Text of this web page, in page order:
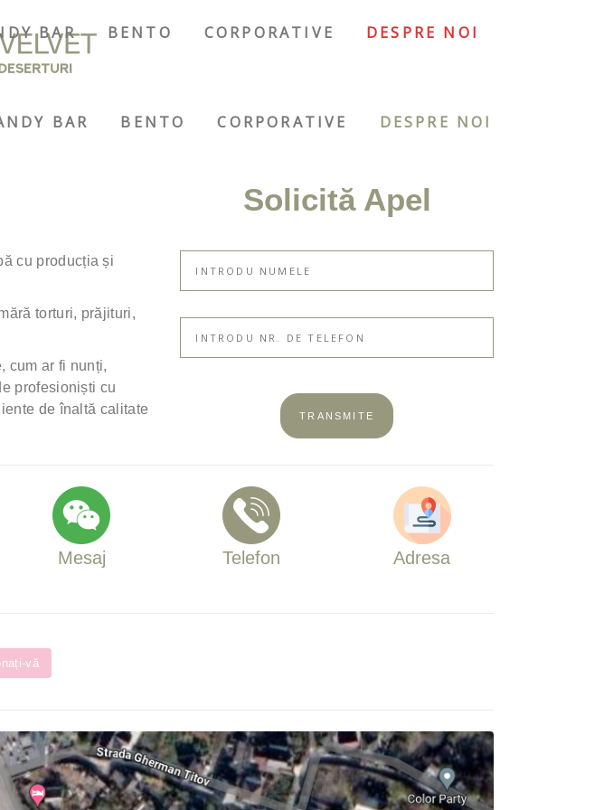
BAR BENTO CORPORATIVE DESPRE NOI
BAR BENTO CORPORATIVE DESPRE NOI
cu producția și
torturi, prăjituri,
cum ar fi nunți,
profesioniști cu
de înaltă calitate
Solicită Apel
TRANSMITE
Mesaj Telefon Adresa
vă